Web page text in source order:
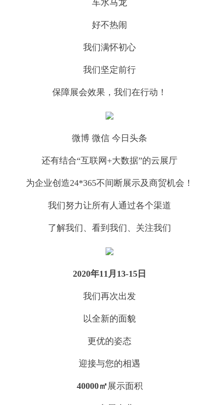
车水马龙
好不热闹
我们满怀初心
我们坚定前行
保障展会效果，我们在行动！
微博 微信 今日头条
还有结合“互联网+大数据”的云展厅
为企业创造24*365不间断展示及商贸机会！
我们努力让所有人通过各个渠道
了解我们、看到我们、关注我们
2020年11月13-15日
我们再次出发
以全新的面貌
更优的姿态
迎接与您的相遇
40000㎡ 展示面积